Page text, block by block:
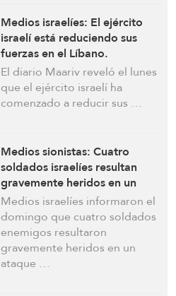
Medios israelíes: El ejército
israelí está reduciendo sus
fuerzas en el Líbano.
“Hezbolá está recurriendo a
las tácticas de la década de
1980”
El diario Maariv reveló el lunes
que el ejército israelí ha
comenzado a reducir sus …
Medios sionistas: Cuatro
soldados israelíes resultan
gravemente heridos en un
ataque en el sur del Líbano
Medios israelíes informaron el
domingo que cuatro soldados
enemigos resultaron
gravemente heridos en un
ataque …